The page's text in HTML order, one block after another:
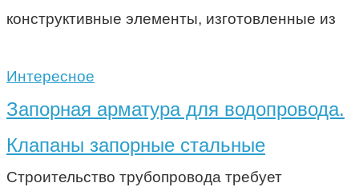
конструктивные элементы, изготовленные из
Интересное
Запорная арматура для водопровода.
Клапаны запорные стальные
Строительство трубопровода требует